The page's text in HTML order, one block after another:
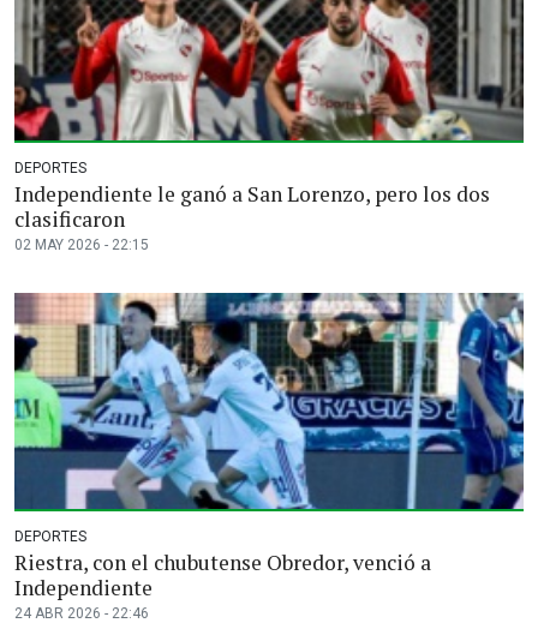
DEPORTES
Independiente le ganó a San Lorenzo, pero los dos
clasificaron
02 MAY 2026 - 22:15
DEPORTES
Riestra, con el chubutense Obredor, venció a
Independiente
24 ABR 2026 - 22:46